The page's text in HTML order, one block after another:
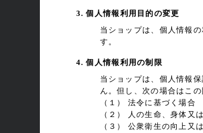
3. 個人情報利用目的の変更
当ショップは、個人情報
す。
4. 個人情報利用の制限
当ショップは、個人情報
ん。但し、次の場合はこ
（１） 法令に基づく場合
（２） 人の生命、身体又
（３） 公衆衛生の向上又